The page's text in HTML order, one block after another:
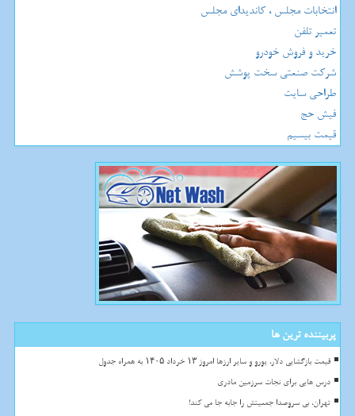
انتخابات مجلس ، کاندیدای مجلس
تعمیر تلفن
خرید و فروش خودرو
شرکت صنعتی سخت پوشش
طراحی سایت
فیش حج
قیمت بیسیم
پربیننده ترین ها
قیمت بازگشایی دلار، یورو و سایر ارزها امروز ۱۳ خرداد ۱۴۰۵ به همراه جدول
درس هایی برای نجات سرزمین مادری
تهران، بی سروصدا جمعیتش را جابه جا می کند!